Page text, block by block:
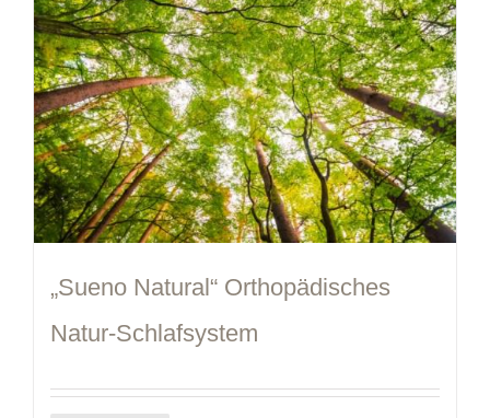
„Sueno Natural“ Orthopädisches
Natur-Schlafsystem